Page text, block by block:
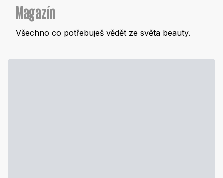
Magazín
Všechno co potřebuješ vědět ze světa beauty.